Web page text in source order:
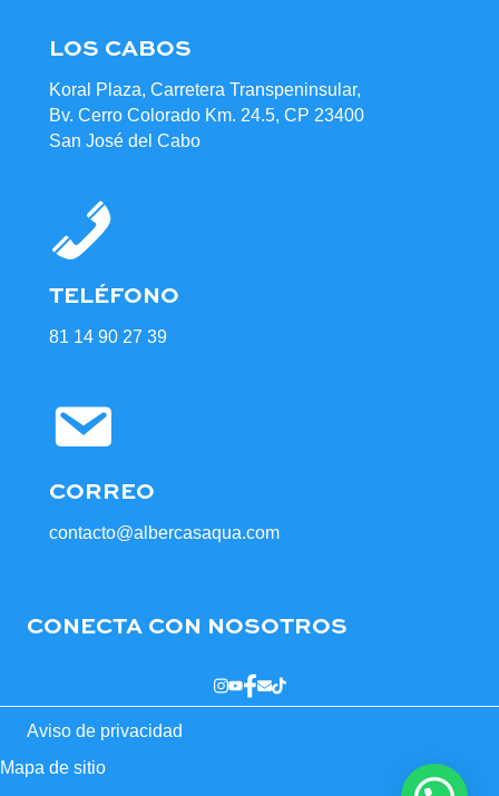
LOS CABOS
Koral Plaza, Carretera Transpeninsular,
Bv. Cerro Colorado Km. 24.5, CP 23400
San José del Cabo
TELÉFONO
81 14 90 27 39
CORREO
contacto@albercasaqua.com
CONECTA CON NOSOTROS
Aviso de privacidad
Mapa de sitio